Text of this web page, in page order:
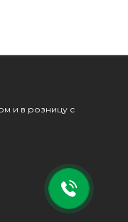
и в розницу с